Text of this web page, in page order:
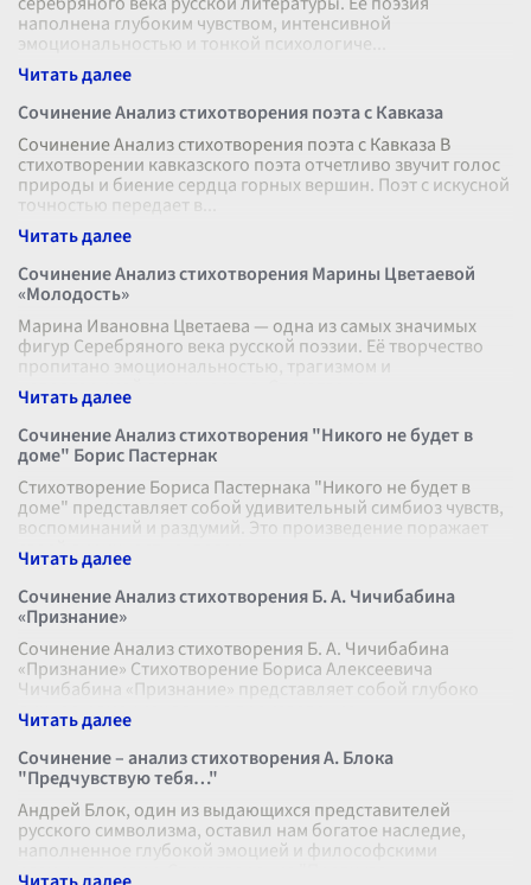
наполнена глубоким чувством, интенсивной
эмоциональностью и тонкой психологиче
Сочинение Анализ стихотворения поэта с Кавказа
Сочинение Анализ стихотворения поэта с Кавказа В
стихотворении кавказского поэта отчетливо звучит голос
природы и биение сердца горных вершин. Поэт с искусной
точностью передает в
Сочинение Анализ стихотворения Марины Цветаевой
«Молодость»
Марина Ивановна Цветаева — одна из самых значимых
фигур Серебряного века русской поэзии. Её творчество
пропитано эмоциональностью, трагизмом и
неповторимой лиричностью. Стихотворен
Сочинение Анализ стихотворения "Никого не будет в
доме" Борис Пастернак
Стихотворение Бориса Пастернака "Никого не будет в
доме" представляет собой удивительный симбиоз чувств,
воспоминаний и раздумий. Это произведение поражает
своей лиричностью, погру
Сочинение Анализ стихотворения Б. А. Чичибабина
«Признание»
Сочинение Анализ стихотворения Б. А. Чичибабина
«Признание» Стихотворение Бориса Алексеевича
Чичибабина «Признание» представляет собой глубоко
личное и эмоциональное произведение,
Сочинение – анализ стихотворения А. Блока
"Предчувствую тебя…"
Андрей Блок, один из выдающихся представителей
русского символизма, оставил нам богатое наследие,
наполненное глубокой эмоцией и философскими
размышлениями. Стихотворение "Предчувс